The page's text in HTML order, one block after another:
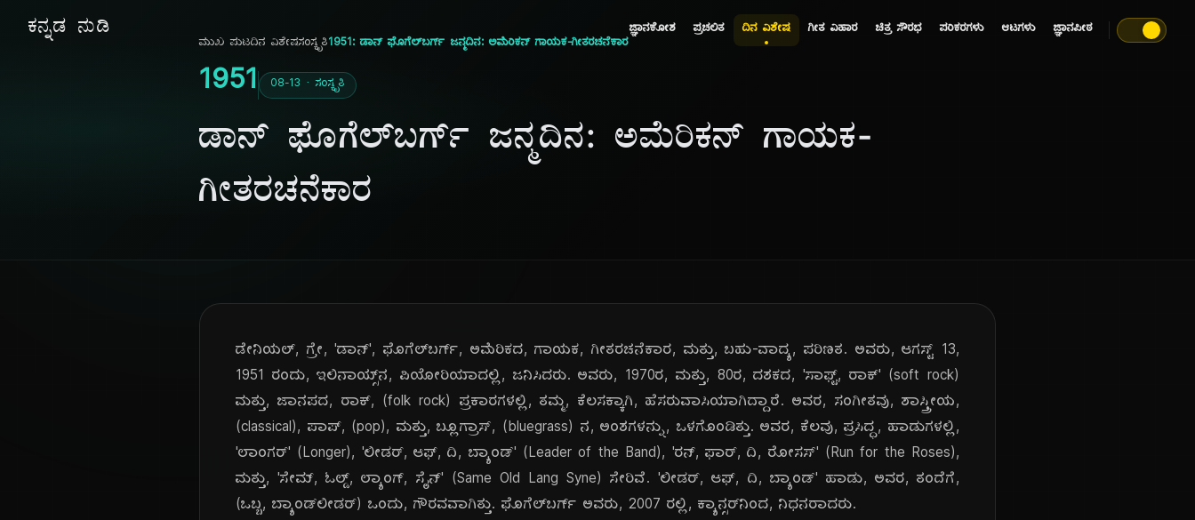
ಕನ್ನಡ ನುಡಿ ಜ್ಞಾನಕೋಶ ಪ್ರಚಲಿತ ದಿನ ವಿಶೇಷ ಗೀತ ವಿಹಾರ ಚಿತ್ರ ಸೌರಭ ಪರಿಕರಗಳು ಆಟಗಳು ಜ್ಞಾನಪೀಠ
ಮುಖ ಪುಟದಿನ ವಿಶೇಷಸಂಸ್ಕೃತಿ1951: ಡಾನ್ ಫೊಗೆಲ್‌ಬರ್ಗ್ ಜನ್ಮದಿನ: ಅಮೆರಿಕನ್ ಗಾಯಕ-ಗೀತರಚನೆಕಾರ
1951 08-13 · ಸಂಸ್ಕೃತಿ
ಡಾನ್ ಫೊಗೆಲ್‌ಬರ್ಗ್ ಜನ್ಮದಿನ: ಅಮೆರಿಕನ್ ಗಾಯಕ-
ಗೀತರಚನೆಕಾರ
ಡೇನಿಯಲ್, ಗ್ರೇ, 'ಡಾನ್', ಫೊಗೆಲ್‌ಬರ್ಗ್, ಅಮೆರಿಕದ, ಗಾಯಕ, ಗೀತರಚನೆಕಾರ, ಮತ್ತು, ಬಹು-ವಾದ್ಯ, ಪರಿಣತ. ಅವರು, ಆಗಸ್ಟ್ 13,
1951 ರಂದು, ಇಲಿನಾಯ್ಸ್‌ನ, ಪಿಯೋರಿಯಾದಲ್ಲಿ, ಜನಿಸಿದರು. ಅವರು, 1970ರ, ಮತ್ತು, 80ರ, ದಶಕದ, 'ಸಾಫ್ಟ್, ರಾಕ್' (soft rock)
ಮತ್ತು, ಜಾನಪದ, ರಾಕ್, (folk rock) ಪ್ರಕಾರಗಳಲ್ಲಿ, ತಮ್ಮ, ಕೆಲಸಕ್ಕಾಗಿ, ಹೆಸರುವಾಸಿಯಾಗಿದ್ದಾರೆ. ಅವರ, ಸಂಗೀತವು, ಶಾಸ್ತ್ರೀಯ,
(classical), ಪಾಪ್, (pop), ಮತ್ತು, ಬ್ಲೂಗ್ರಾಸ್, (bluegrass) ನ, ಅಂಶಗಳನ್ನು, ಒಳಗೊಂಡಿತ್ತು. ಅವರ, ಕೆಲವು, ಪ್ರಸಿದ್ಧ, ಹಾಡುಗಳಲ್ಲಿ,
'ಲಾಂಗರ್' (Longer), 'ಲೀಡರ್, ಆಫ್, ದಿ, ಬ್ಯಾಂಡ್' (Leader of the Band), 'ರನ್, ಫಾರ್, ದಿ, ರೋಸಸ್' (Run for the Roses),
ಮತ್ತು, 'ಸೇಮ್, ಓಲ್ಡ್, ಲ್ಯಾಂಗ್, ಸೈನ್' (Same Old Lang Syne) ಸೇರಿವೆ. 'ಲೀಡರ್, ಆಫ್, ದಿ, ಬ್ಯಾಂಡ್' ಹಾಡು, ಅವರ, ತಂದೆಗೆ,
(ಒಬ್ಬ, ಬ್ಯಾಂಡ್‌ಲೀಡರ್) ಒಂದು, ಗೌರವವಾಗಿತ್ತು. ಫೊಗೆಲ್‌ಬರ್ಗ್ ಅವರು, 2007 ರಲ್ಲಿ, ಕ್ಯಾನ್ಸರ್‌ನಿಂದ, ನಿಧನರಾದರು.